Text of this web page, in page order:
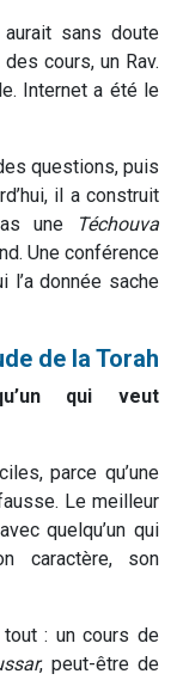
sans doute
cours, un Rav.
Internet a été le
questions, puis
il a construit
une
Téchouva
Une conférence
donnée sache
de la Torah
qui veut
parce qu’une
Le meilleur
quelqu’un qui
caractère, son
: un cours de
, peut-être de